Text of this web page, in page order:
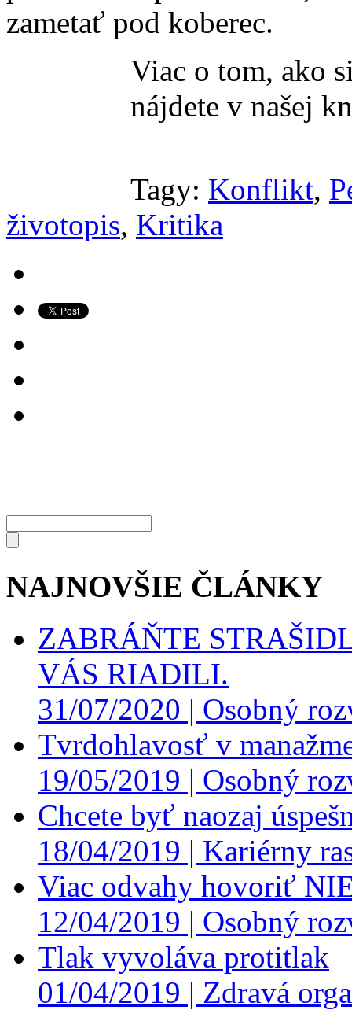
zametať pod koberec.
Viac o tom, ako
nájdete v našej
Tagy: Konflikt,
životopis, Kritika
NAJNOVŠIE ČLÁNKY
ZABRÁŇTE
VÁS RIADILI.
31/07/2020 | Osobný
Tvrdohlavosť v
19/05/2019 | Osobný
Chcete byť naozaj
18/04/2019 | Kariérny
Viac odvahy hovoriť
12/04/2019 | Osobný
Tlak vyvoláva protitlak
01/04/2019 | Zdravá